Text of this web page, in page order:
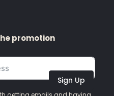
promotion
Sign Up